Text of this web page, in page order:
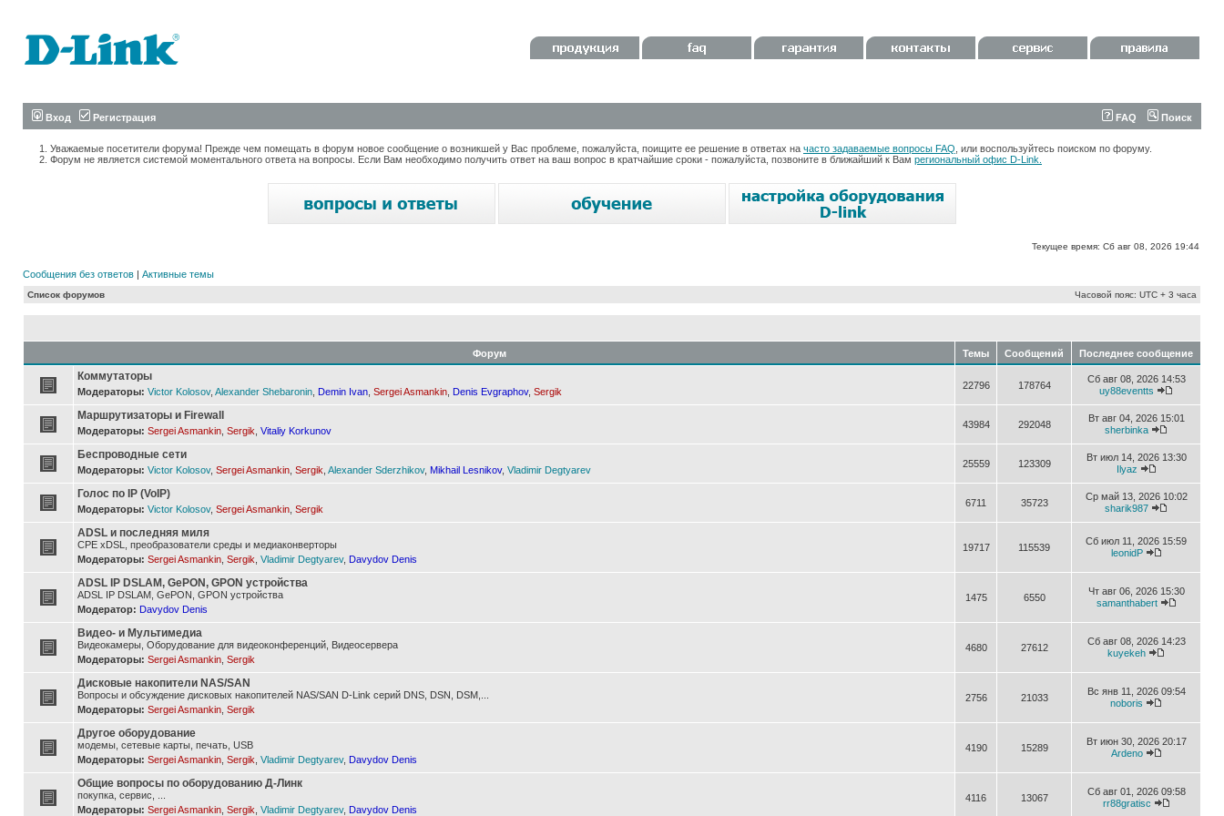
Вход Регистрация FAQ Поиск
Уважаемые посетители форума! Прежде чем помещать в форум новое сообщение о возникшей у Вас проблеме, пожалуйста, поищите ее решение в ответах на часто задаваемые вопросы FAQ , или воспользуйтесь поиском по форуму.
Форум не является системой моментального ответа на вопросы. Если Вам необходимо получить ответ на ваш вопрос в кратчайшие сроки - пожалуйста, позвоните в ближайший к Вам региональный офис D-Link.
Текущее время: Сб авг 08, 2026 19:44
Сообщения без ответов | Активные темы
Список форумов Часовой пояс: UTC + 3 часа
Форум Темы Сообщений Последнее сообщение
Коммутаторы
Модераторы: Victor Kolosov, Alexander Shebaronin Demin Ivan Sergei Asmankin Denis Evgraphov, Sergik
22796 178764
Сб авг 08, 2026 14:53
uy88eventts
Маршрутизаторы и Firewall
Модераторы: Sergei Asmankin Sergik Vitaliy Korkunov
43984 292048
Вт авг 04, 2026 15:01
sherbinka
Беспроводные сети
Модераторы: Victor Kolosov, Sergei Asmankin Sergik Alexander Sderzhikov, Mikhail Lesnikov, Vladimir Degtyarev
25559 123309
Вт июл 14, 2026 13:30
Ilyaz
Голос по IP (VoIP)
Модераторы: Victor Kolosov, Sergei Asmankin Sergik
6711 35723
Ср май 13, 2026 10:02
sharik987
ADSL и последняя миля
CPE xDSL, преобразователи среды и медиаконверторы
Модераторы: Sergei Asmankin Sergik Vladimir Degtyarev, Davydov Denis
19717 115539
Сб июл 11, 2026 15:59
leonidP
ADSL IP DSLAM, GePON, GPON устройства
ADSL IP DSLAM, GePON, GPON устройства
Модератор: Davydov Denis
1475 6550
Чт авг 06, 2026 15:30
samanthabert
Видео- и Мультимедиа
Видеокамеры, Оборудование для видеоконференций, Видеосервера
Модераторы: Sergei Asmankin Sergik
4680 27612
Сб авг 08, 2026 14:23
kuyekeh
Дисковые накопители NAS/SAN
Вопросы и обсуждение дисковых накопителей NAS/SAN D-Link серий DNS, DSN, DSM,...
Модераторы: Sergei Asmankin Sergik
2756 21033
Вс янв 11, 2026 09:54
noboris
Другое оборудование
модемы, сетевые карты, печать, USB
Модераторы: Sergei Asmankin Sergik Vladimir Degtyarev, Davydov Denis
4190 15289
Вт июн 30, 2026 20:17
Ardeno
Общие вопросы по оборудованию Д-Линк
покупка, сервис, ...
Модераторы: Sergei Asmankin Sergik Vladimir Degtyarev, Davydov Denis
4116 13067
Сб авг 01, 2026 09:58
rr88gratisc